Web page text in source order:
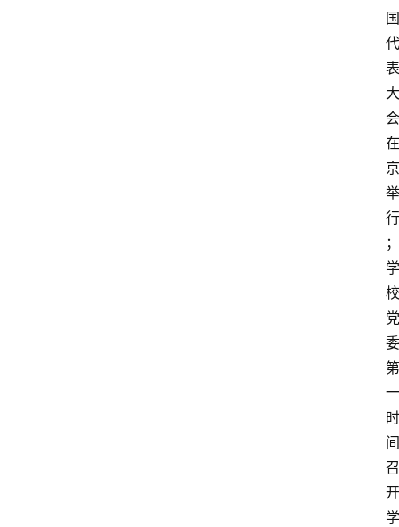
国
代
表
大
会
在
京
举
行
；
学
校
党
委
第
一
时
间
召
开
学